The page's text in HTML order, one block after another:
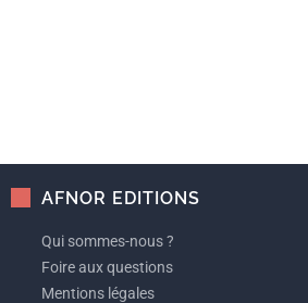
AFNOR EDITIONS
Qui sommes-nous ?
Foire aux questions
Mentions légales